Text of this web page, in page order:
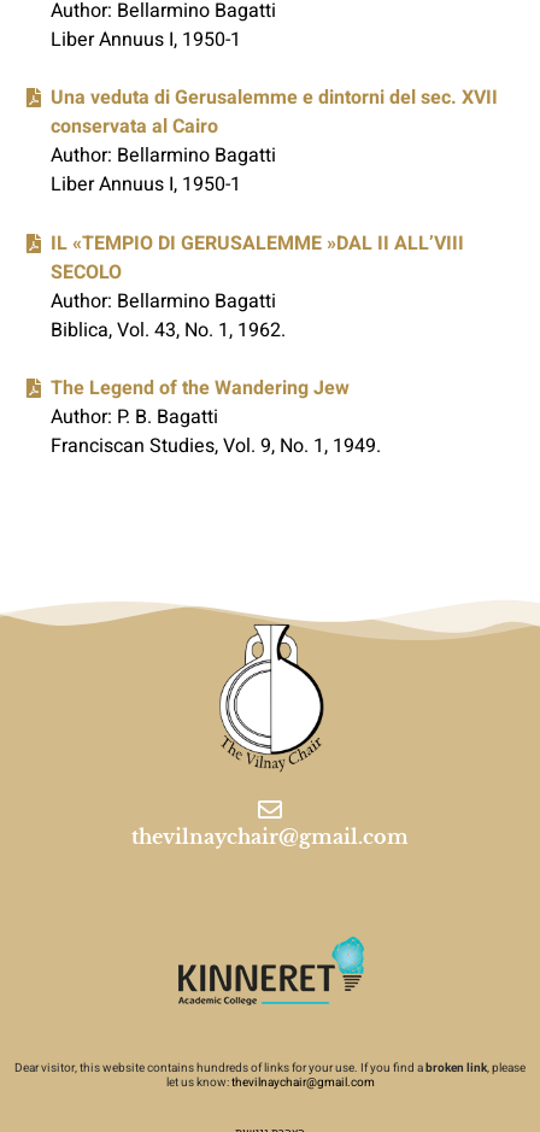
Author: Bellarmino Bagatti
Liber Annuus I, 1950-1
Una veduta di Gerusalemme e dintorni del sec. XVII
conservata al Cairo
Author: Bellarmino Bagatti
Liber Annuus I, 1950-1
IL «TEMPIO DI GERUSALEMME »DAL II ALL’VIII
SECOLO
Author: Bellarmino Bagatti
Biblica, Vol. 43, No. 1, 1962.
The Legend of the Wandering Jew
Author: P. B. Bagatti
Franciscan Studies, Vol. 9, No. 1, 1949.
thevilnaychair@gmail.com
Dear visitor, this website contains hundreds of links for your use. If you find abroken link, please
let us know:thevilnaychair@gmail.com